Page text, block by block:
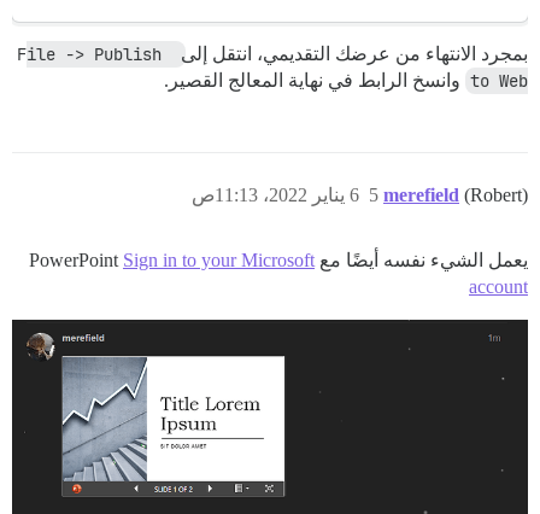
بمجرد الانتهاء من عرضك التقديمي، انتقل إلى
File -> Publish
to Web وانسخ الرابط في نهاية المعالج القصير.
merefield (Robert) 6 يناير 2022، 11:13ص 5
يعمل الشيء نفسه أيضًا مع PowerPoint Sign in to your Microsoft
account